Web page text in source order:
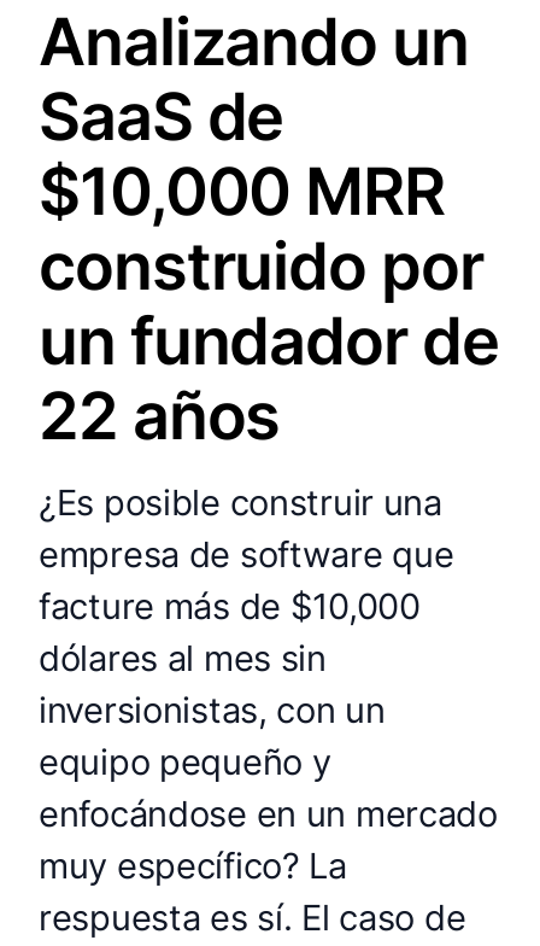
Analizando un
SaaS de
$10,000 MRR
construido por
un fundador de
22 años
¿Es posible construir una
empresa de software que
facture más de $10,000
dólares al mes sin
inversionistas, con un
equipo pequeño y
enfocándose en un mercado
muy específico? La
respuesta es sí. El caso de